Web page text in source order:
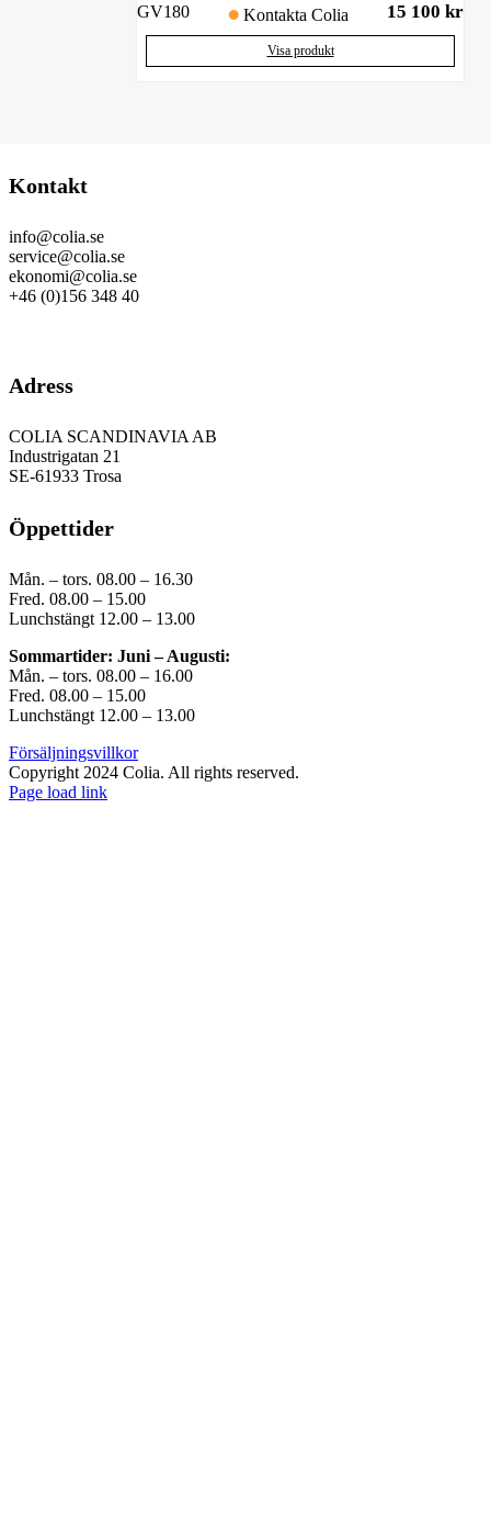
GV180 Kontakta Colia 15 100 kr
Visa produkt
Kontakt
info@colia.se
service@colia.se
ekonomi@colia.se
+46 (0)156 348 40
Adress
COLIA SCANDINAVIA AB
Industrigatan 21
SE-61933 Trosa
Öppettider
Mån. – tors. 08.00 – 16.30
Fred. 08.00 – 15.00
Lunchstängt 12.00 – 13.00
Sommartider: Juni – Augusti:
Mån. – tors. 08.00 – 16.00
Fred. 08.00 – 15.00
Lunchstängt 12.00 – 13.00
Försäljningsvillkor
Copyright 2024 Colia. All rights reserved.
Page load link